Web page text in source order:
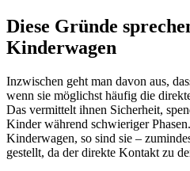
Diese Gründe
Kinderwagen
Inzwischen geht man davon aus,
wenn sie möglichst häufig die
Das vermittelt ihnen Sicherheit,
Kinder während schwieriger
Kinderwagen, so sind sie –
gestellt, da der direkte Kontakt zu